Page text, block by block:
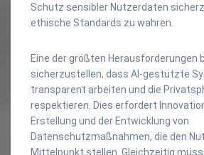
Schutz sensibler Nutzerdaten
ethische Standards zu wahren.
Eine der größten Herausforderungen
sicherzustellen, dass AI-gestützte
transparent arbeiten und die
respektieren. Dies erfordert
Erstellung und der Entwicklung von
Datenschutzmaßnahmen, die den
Mittelpunkt stellen. Gleichzeitig